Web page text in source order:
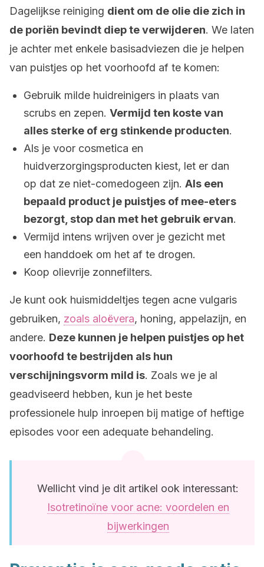
Dagelijkse reiniging dient om de olie die zich in
de poriën bevindt diep te verwijderen. We laten
je achter met enkele basisadviezen die je helpen
van puistjes op het voorhoofd af te komen:
Gebruik milde huidreinigers in plaats van
scrubs en zepen. Vermijd ten koste van
alles sterke of erg stinkende producten.
Als je voor cosmetica en
huidverzorgingsproducten kiest, let er dan
op dat ze niet-comedogeen zijn. Als een
bepaald product je puistjes of mee-eters
bezorgt, stop dan met het gebruik ervan.
Vermijd intens wrijven over je gezicht met
een handdoek om het af te drogen.
Koop olievrije zonnefilters.
Je kunt ook huismiddeltjes tegen acne vulgaris
gebruiken, zoals aloëvera, honing, appelazijn, en
andere. Deze kunnen je helpen puistjes op het
voorhoofd te bestrijden als hun
verschijningsvorm mild is. Zoals we je al
geadviseerd hebben, kun je het beste
professionele hulp inroepen bij matige of heftige
episodes voor een adequate behandeling.
Wellicht vind je dit artikel ook interessant:
Isotretinoïne voor acne: voordelen en
bijwerkingen